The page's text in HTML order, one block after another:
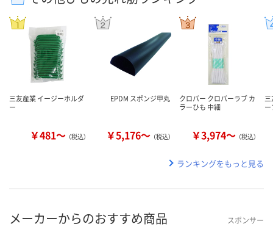
三友産業 イージーホルダ
ー
￥481～ （税込）
EPDM スポンジ甲丸
￥5,176～ （税込）
クロバー クロバーラブ カ
ラーひも 中細
￥3,974～ （税込）
ランキングをもっと見る
メーカーからのおすすめ商品 スポンサー